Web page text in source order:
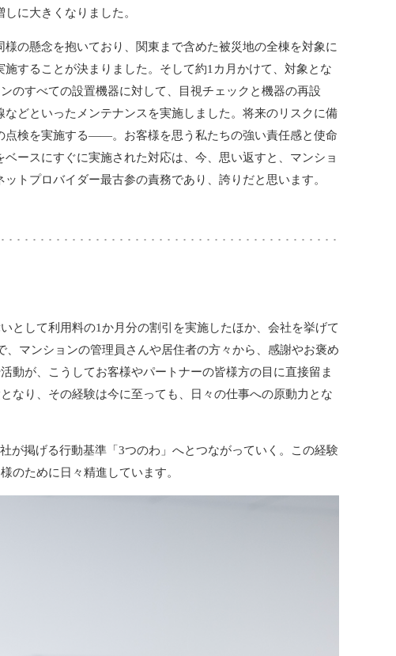
に大きくなりました。
様の懸念を抱いており、関東まで含めた被災地の全棟を対象に
施することが決まりました。そして約1カ月かけて、対象とな
のすべての設置機器に対して、目視チェックと機器の再設
などといったメンテナンスを実施しました。将来のリスクに備
点検を実施する――。お客様を思う私たちの強い責任感と使命
ベースにすぐに実施された対応は、今、思い返すと、マンショ
ットプロバイダー最古参の責務であり、誇りだと思います。
として利用料の1か月分の割引を実施したほか、会社を挙げて
マンションの管理員さんや居住者の方々から、感謝やお褒め
動が、こうしてお客様やパートナーの皆様方の目に直接留ま
なり、その経験は今に至っても、日々の仕事への原動力とな
が掲げる行動基準「3つのわ」へとつながっていく。この経験
のために日々精進しています。